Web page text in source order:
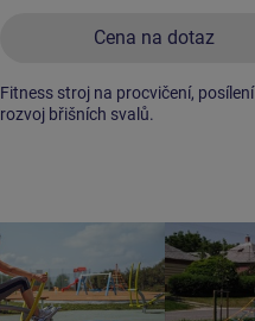
Cena na dotaz
Fitness stroj na procvičení,
rozvoj břišních svalů.